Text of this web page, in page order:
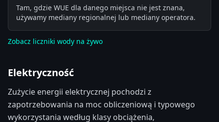
Tam, gdzie WUE dla danego miejsca nie jest znana,
używamy mediany regionalnej lub mediany operatora.
Zobacz liczniki wody na żywo
Elektryczność
Zużycie energii elektrycznej pochodzi z
zapotrzebowania na moc obliczeniową i typowego
wykorzystania według klasy obciążenia,